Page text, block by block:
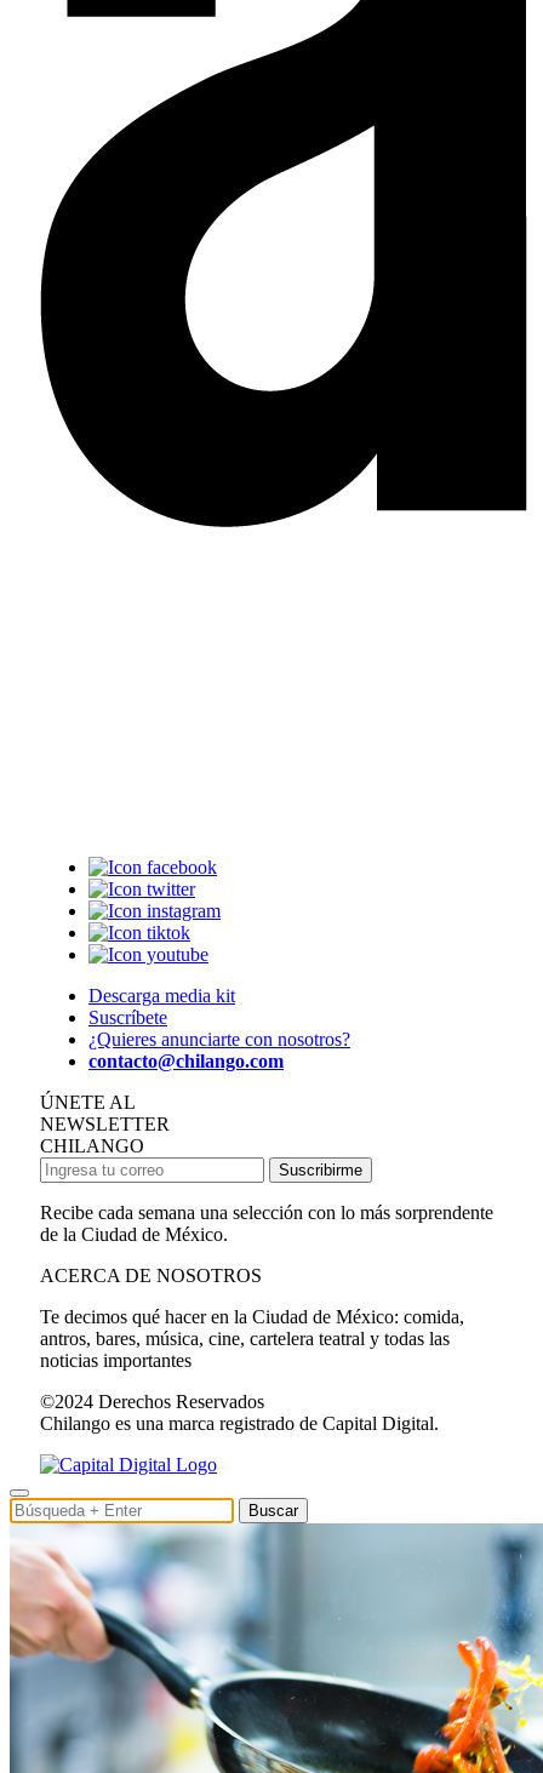
Descarga media kit
Suscríbete
¿Quieres anunciarte con nosotros?
contacto@chilango.com
ÚNETE AL
NEWSLETTER
CHILANGO
Suscribirme
Recibe cada semana una selección con lo más sorprendente
de la Ciudad de México.
ACERCA DE NOSOTROS
Te decimos qué hacer en la Ciudad de México: comida,
antros, bares, música, cine, cartelera teatral y todas las
noticias importantes
©2024 Derechos Reservados
Chilango es una marca registrado de Capital Digital.
Buscar